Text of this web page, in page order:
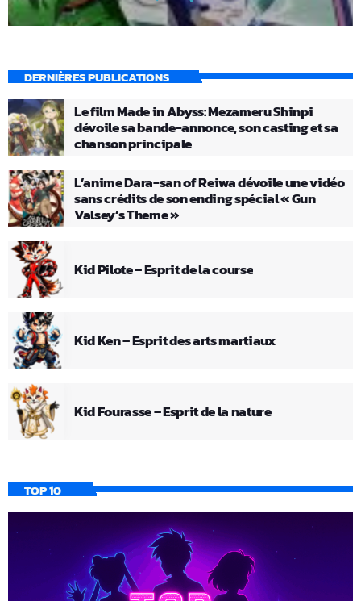
DERNIÈRES PUBLICATIONS
Le film Made in Abyss: Mezameru Shinpi
dévoile sa bande-annonce, son casting et sa
chanson principale
L’anime Dara-san of Reiwa dévoile une vidéo
sans crédits de son ending spécial « Gun
Valsey’s Theme »
Kid Pilote – Esprit de la course
Kid Ken – Esprit des arts martiaux
Kid Fourasse – Esprit de la nature
TOP 10